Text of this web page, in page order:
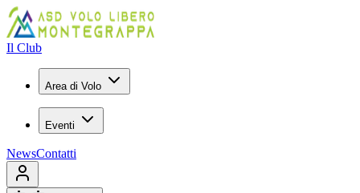
Il Club
Area di Volo
Eventi
NewsContatti